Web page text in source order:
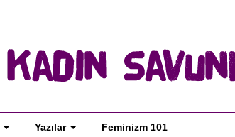
Yazılar Feminizm 101